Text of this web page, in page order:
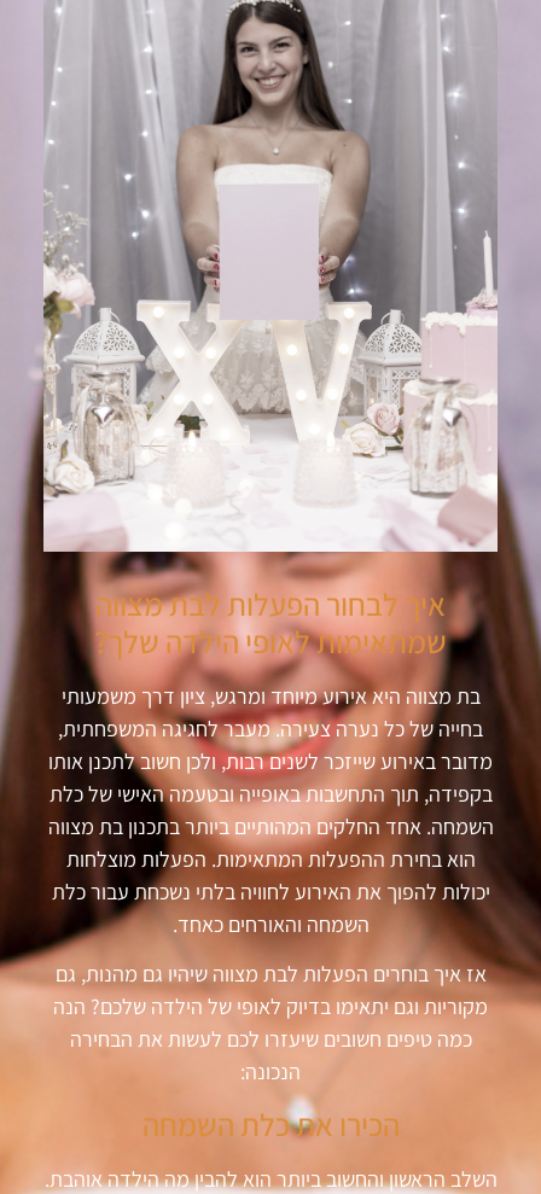
איך לבחור הפעלות לבת מצווה
שמתאימות לאופי הילדה שלך?
בת מצווה היא אירוע מיוחד ומרגש, ציון דרך משמעותי
בחייה של כל נערה צעירה. מעבר לחגיגה המשפחתית,
מדובר באירוע שייזכר לשנים רבות, ולכן חשוב לתכנן אותו
בקפידה, תוך התחשבות באופייה ובטעמה האישי של כלת
השמחה. אחד החלקים המהותיים ביותר בתכנון בת מצווה
הוא בחירת ההפעלות המתאימות. הפעלות מוצלחות
יכולות להפוך את האירוע לחוויה בלתי נשכחת עבור כלת
השמחה והאורחים כאחד.
אז איך בוחרים הפעלות לבת מצווה שיהיו גם מהנות, גם
מקוריות וגם יתאימו בדיוק לאופי של הילדה שלכם? הנה
כמה טיפים חשובים שיעזרו לכם לעשות את הבחירה
הנכונה:
הכירו את כלת השמחה
השלב הראשון והחשוב ביותר הוא להבין מה הילדה אוהבת.